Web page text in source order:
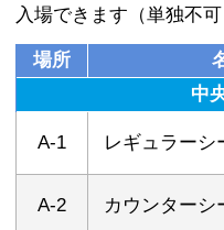
入場できます（単独不
場所
中
A-1 レギュラーシ
A-2 カウンターシ